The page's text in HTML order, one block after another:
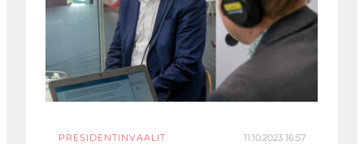
PRESIDENTINVAALIT 11.10.2023 16:57